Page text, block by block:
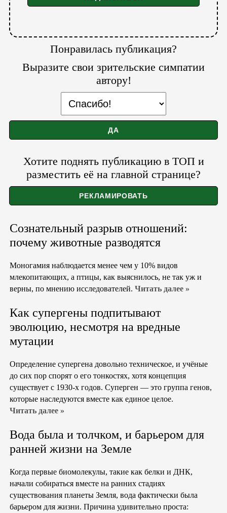
Понравилась публикация?
Выразите свои зрительские симпатии
автору!
Хотите поднять публикацию в ТОП и
разместить её на главной странице?
Сознательный разрыв отношений:
почему животные разводятся
Моногамия наблюдается менее чем у 10% видов
млекопитающих, а птицы, как выяснилось, не так уж и
верны, по мнению исследователей. Читать далее »
Как супергены подпитывают
эволюцию, несмотря на вредные
мутации
Определение супергена довольно техническое, и учёные
до сих пор спорят о его тонкостях, хотя концепция
существует с 1930-х годов. Суперген — это группа генов,
которые наследуются вместе как единое целое.
Читать далее »
Вода была и толчком, и барьером для
ранней жизни на Земле
Когда первые биомолекулы, такие как белки и ДНК,
начали собираться вместе на ранних стадиях
существования планеты Земля, вода фактически была
барьером для жизни. Причина удивительно проста: